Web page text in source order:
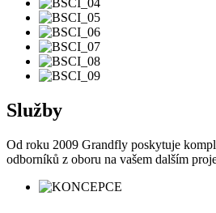
Služby
Od roku 2009 Grandfly poskytuje
odborníků z oboru na vašem dalším